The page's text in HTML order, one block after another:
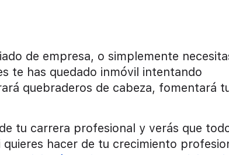
de empresa, o simplemente
te has quedado inmóvil intentando
quebraderos de cabeza, fomentará
tu carrera profesional y verás que
hacer de tu crecimiento